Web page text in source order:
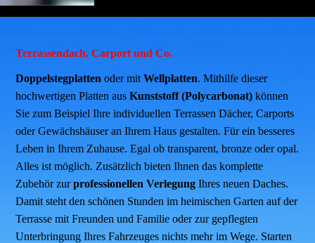
Terrassendach, Carport und Co.
Doppelstegplatten oder mitWellplatten. Mithilfe dieser
hochwertigen Platten ausKunststoff (Polycarbonat) können
Sie zum Beispiel Ihre individuellen Terrassen Dächer, Carports
oder Gewächshäuser an Ihrem Haus gestalten. Für ein besseres
Leben in Ihrem Zuhause. Egal ob transparent, bronze oder opal.
Alles ist möglich. Zusätzlich bieten Ihnen das komplette
Zubehör zurprofessionellen Verlegung Ihres neuen Daches.
Damit steht den schönen Stunden im heimischen Garten auf der
Terrasse mit Freunden und Familie oder zur gepflegten
Unterbringung Ihres Fahrzeuges nichts mehr im Wege. Starten